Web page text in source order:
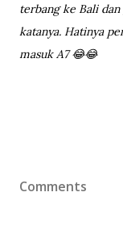
terbang ke Bali
katanya. Hatinya
masuk A7 😂😂
Comments